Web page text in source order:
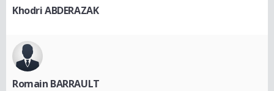
Khodri ABDERAZAK
Romain BARRAULT